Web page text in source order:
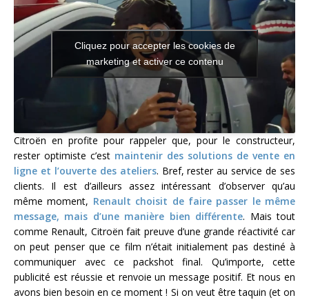
Cliquez pour accepter les cookies de
marketing et activer ce contenu
Citroën en profite pour rappeler que, pour le constructeur,
rester optimiste c’est maintenir des solutions de vente en
ligne et l’ouverte des ateliers. Bref, rester au service de ses
clients. Il est d’ailleurs assez intéressant d’observer qu’au
même moment, Renault choisit de faire passer le même
message, mais d’une manière bien différente. Mais tout
comme Renault, Citroën fait preuve d’une grande réactivité car
on peut penser que ce film n’était initialement pas destiné à
communiquer avec ce packshot final. Qu’importe, cette
publicité est réussie et renvoie un message positif. Et nous en
avons bien besoin en ce moment ! Si on veut être taquin (et on